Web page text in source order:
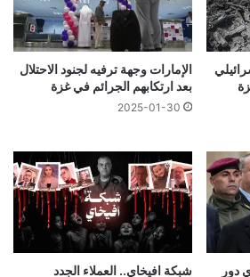
الإمارات وجهة ترفيه لجنود الاحتلال
بعد ارتكابهم الجرائم في غزة
2025-01-30
دور
شبكة افيخاي.. العملاء الجدد